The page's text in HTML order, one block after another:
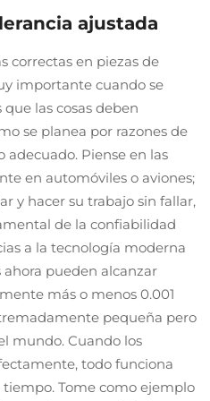
ajustada
correctas en piezas de
importante cuando se
las cosas deben
se planea por razones de
Piense en las
en automóviles o aviones;
y hacer su trabajo sin fallar,
de la confiabilidad
a la tecnología moderna
pueden alcanzar
más o menos 0.001
pequeña pero
mundo. Cuando los
todo funciona
Tome como ejemplo